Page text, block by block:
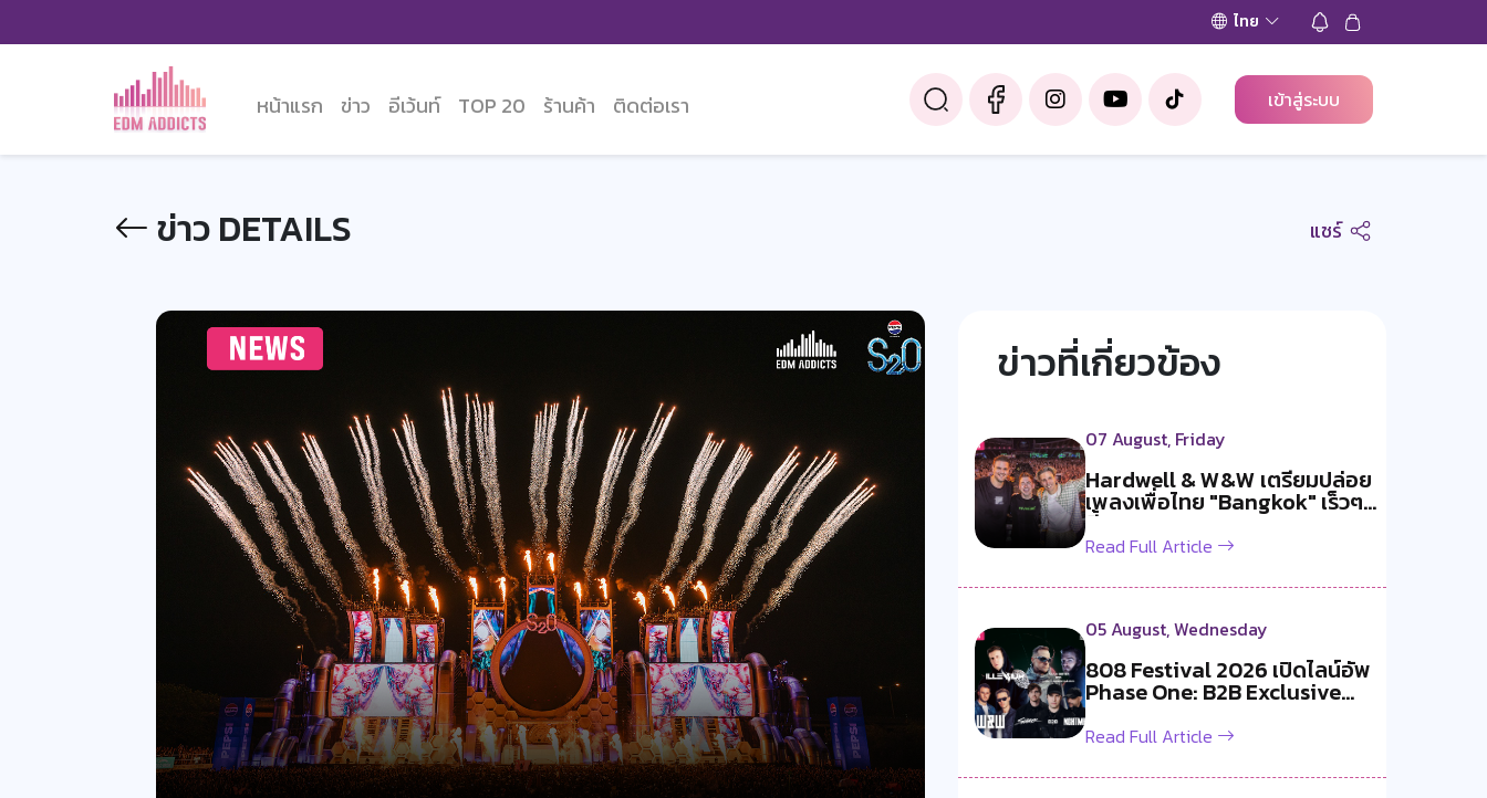
ไทย
หน้าแรก ข่าว อีเว้นท์ TOP 20 ร้านค้า ติดต่อเรา เข้าสู่ระบบ
ข่าว DETAILS แชร์
ข่าวที่เกี่ยวข้อง
07 August, Friday
Hardwell & W&W เตรียมปล่อย
เพลงเพื่อไทย "Bangkok" เร็วๆ
นี้!
Read Full Article
05 August, Wednesday
808 Festival 2026 เปิดไลน์อัพ
Phase One: B2B Exclusive
สองค...
Read Full Article